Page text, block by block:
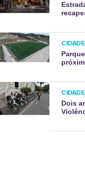
CIDADE
CIDADE
Dois